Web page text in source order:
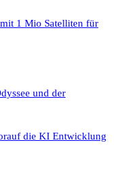
1 Mio Satelliten für
und der
die KI Entwicklung